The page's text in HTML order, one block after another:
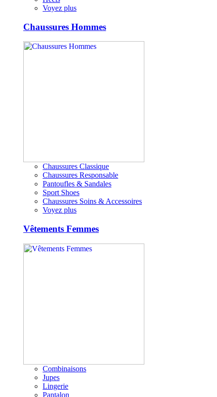
Voyez plus
Chaussures Hommes
Chaussures Classique
Chaussures Responsable
Pantoufles & Sandales
Sport Shoes
Chaussures Soins & Accessoires
Voyez plus
Vêtements Femmes
Combinaisons
Jupes
Lingerie
Pantalon